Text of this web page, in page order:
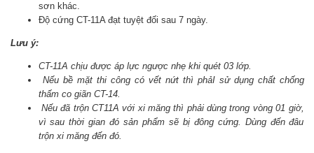
sơn khác.
Độ cứng CT-11A đạt tuyệt đối sau 7 ngày.
Lưu ý:
CT-11A chịu được áp lực ngược nhẹ khi quét 03 lớp.
Nếu bề mặt thi công có vết nứt thì phảI sử dụng chất chống
thấm co giãn CT-14.
Nếu đã trộn CT11A với xi măng thì phải dùng trong vòng 01 giờ,
vì sau thời gian đó sản phẩm sẽ bị đông cứng. Dùng đến đâu
trộn xi măng đến đó.